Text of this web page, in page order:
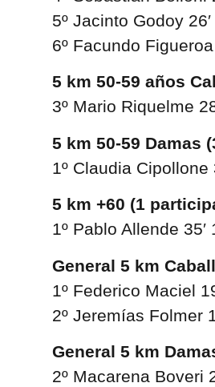
5º Jacinto Godoy 26′
6º Facundo Figueroa
5 km 50-59 años
3º Mario Riquelme
5 km 50-59 Damas
1º Claudia Cipollone
5 km +60 (1
1º Pablo Allende 35′
General 5 km
1º Federico Maciel
2º Jeremías Folmer
General 5 km
2º Macarena Boveri